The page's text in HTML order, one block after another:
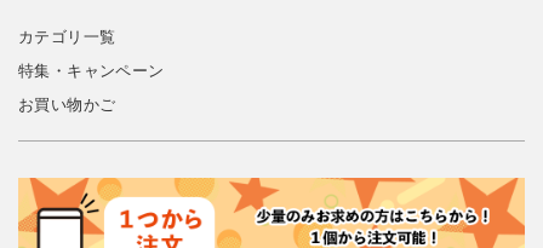
カテゴリ一覧
特集・キャンペーン
お買い物かご